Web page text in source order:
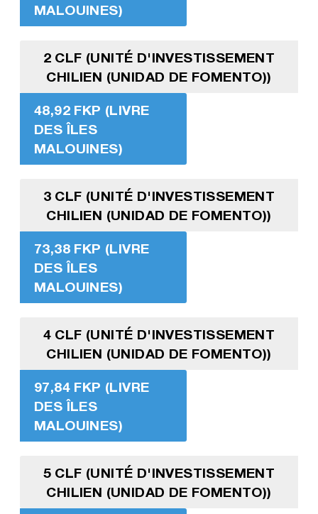
MALOUINES)
2 CLF (UNITÉ D'INVESTISSEMENT
CHILIEN (UNIDAD DE FOMENTO))
48,92 FKP (LIVRE
DES ÎLES
MALOUINES)
3 CLF (UNITÉ D'INVESTISSEMENT
CHILIEN (UNIDAD DE FOMENTO))
73,38 FKP (LIVRE
DES ÎLES
MALOUINES)
4 CLF (UNITÉ D'INVESTISSEMENT
CHILIEN (UNIDAD DE FOMENTO))
97,84 FKP (LIVRE
DES ÎLES
MALOUINES)
5 CLF (UNITÉ D'INVESTISSEMENT
CHILIEN (UNIDAD DE FOMENTO))